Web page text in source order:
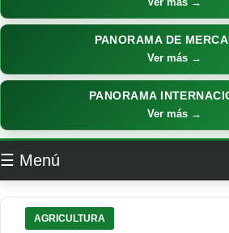
PANORAMA DE
Ver más →
PANORAMA
Ver más →
☰ Menú
AGRICULTURA